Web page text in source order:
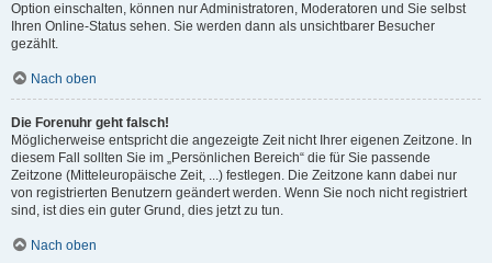
Option einschalten, können nur Administratoren, Moderatoren und Sie selbst
Ihren Online-Status sehen. Sie werden dann als unsichtbarer Besucher
gezählt.
Nach oben
Die Forenuhr geht falsch!
Möglicherweise entspricht die angezeigte Zeit nicht Ihrer eigenen Zeitzone. In
diesem Fall sollten Sie im „Persönlichen Bereich“ die für Sie passende
Zeitzone (Mitteleuropäische Zeit, ...) festlegen. Die Zeitzone kann dabei nur
von registrierten Benutzern geändert werden. Wenn Sie noch nicht registriert
sind, ist dies ein guter Grund, dies jetzt zu tun.
Nach oben